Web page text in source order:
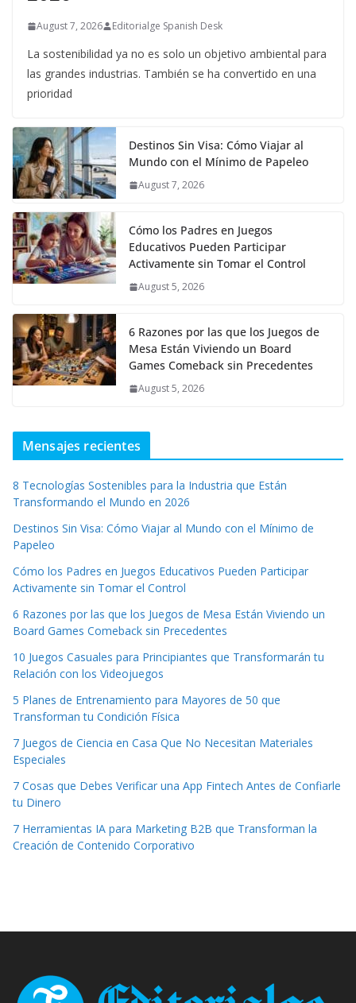
August 7, 2026 Editorialge Spanish Desk
La sostenibilidad ya no es solo un objetivo ambiental para
las grandes industrias. También se ha convertido en una
prioridad
Destinos Sin Visa: Cómo Viajar al
Mundo con el Mínimo de Papeleo
August 7, 2026
Cómo los Padres en Juegos
Educativos Pueden Participar
Activamente sin Tomar el Control
August 5, 2026
6 Razones por las que los Juegos de
Mesa Están Viviendo un Board
Games Comeback sin Precedentes
August 5, 2026
Mensajes recientes
8 Tecnologías Sostenibles para la Industria que Están
Transformando el Mundo en 2026
Destinos Sin Visa: Cómo Viajar al Mundo con el Mínimo de
Papeleo
Cómo los Padres en Juegos Educativos Pueden Participar
Activamente sin Tomar el Control
6 Razones por las que los Juegos de Mesa Están Viviendo un
Board Games Comeback sin Precedentes
10 Juegos Casuales para Principiantes que Transformarán tu
Relación con los Videojuegos
5 Planes de Entrenamiento para Mayores de 50 que
Transforman tu Condición Física
7 Juegos de Ciencia en Casa Que No Necesitan Materiales
Especiales
7 Cosas que Debes Verificar una App Fintech Antes de Confiarle
tu Dinero
7 Herramientas IA para Marketing B2B que Transforman la
Creación de Contenido Corporativo